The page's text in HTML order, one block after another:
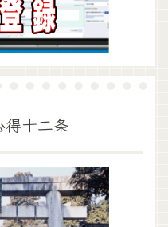
得十二条